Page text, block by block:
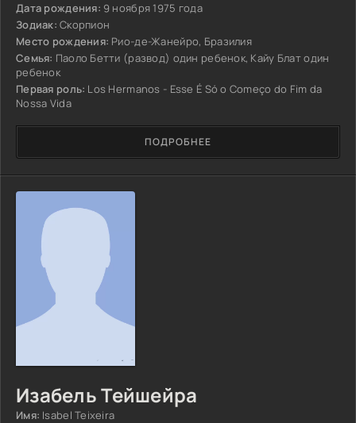
Дата рождения: 9 ноября 1975 года
Зодиак: Скорпион
Место рождения: Рио-де-Жанейро, Бразилия
Семья: Паоло Бетти (развод) один ребенок, Кайу Блат один
ребенок
Первая роль: Los Hermanos - Esse É Só o Começo do Fim da
Nossa Vida
ПОДРОБНЕЕ
Изабель Тейшейра
Имя: Isabel Teixeira